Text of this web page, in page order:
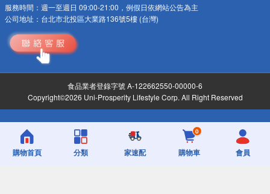
服務時間： 週一至週日 09:00-21:00，例假日依網站公告為主
公司地址： 台北市北投區大業路136號5樓 (台灣)
食品業者登錄字號 A-122662550-00000-6
Copyright©2026 Uni-Prosperity Lifestyle Corp. All Right Reserved
購物首頁 分類 家速配
0
購物車 會員